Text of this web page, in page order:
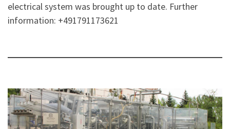
electrical system was brought up to date. Further
information: +491791173621